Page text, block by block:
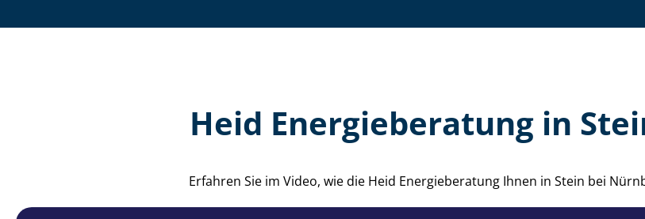
Heid Energieberatung in
Erfahren Sie im Video, wie die Heid Energieberatung Ihnen in Stein bei